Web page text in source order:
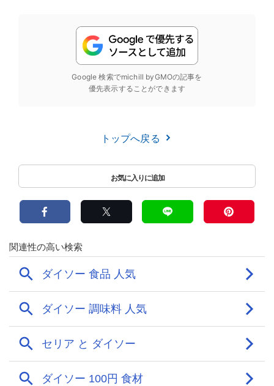
Google 検索でmichill byGMOの記事を
優先表示することができます
トップへ戻る